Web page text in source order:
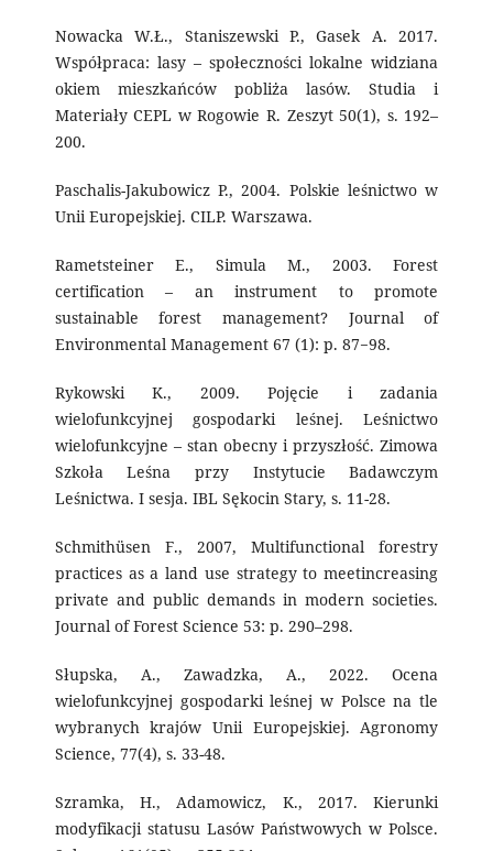
Nowacka W.Ł., Staniszewski P., Gasek A. 2017.
Współpraca: lasy – społeczności lokalne widziana
okiem mieszkańców pobliża lasów. Studia i
Materiały CEPL w Rogowie R. Zeszyt 50(1), s. 192–
200.
Paschalis-Jakubowicz P., 2004. Polskie leśnictwo w
Unii Europejskiej. CILP. Warszawa.
Rametsteiner E., Simula M., 2003. Forest
certification – an instrument to promote
sustainable forest management? Journal of
Environmental Management 67 (1): p. 87−98.
Rykowski K., 2009. Pojęcie i zadania
wielofunkcyjnej gospodarki leśnej. Leśnictwo
wielofunkcyjne – stan obecny i przyszłość. Zimowa
Szkoła Leśna przy Instytucie Badawczym
Leśnictwa. I sesja. IBL Sękocin Stary, s. 11-28.
Schmithüsen F., 2007, Multifunctional forestry
practices as a land use strategy to meetincreasing
private and public demands in modern societies.
Journal of Forest Science 53: p. 290–298.
Słupska, A., Zawadzka, A., 2022. Ocena
wielofunkcyjnej gospodarki leśnej w Polsce na tle
wybranych krajów Unii Europejskiej. Agronomy
Science, 77(4), s. 33-48.
Szramka, H., Adamowicz, K., 2017. Kierunki
modyfikacji statusu Lasów Państwowych w Polsce.